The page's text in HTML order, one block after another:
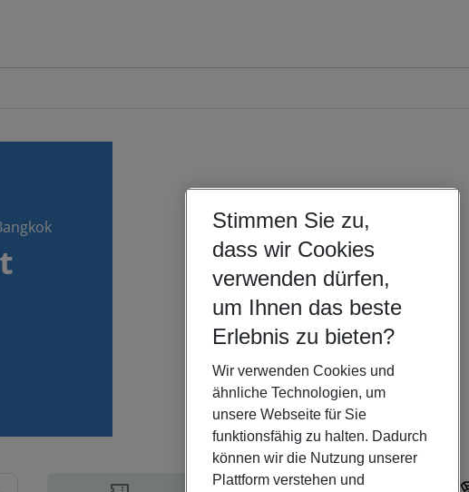
Stimmen Sie zu,
dass wir Cookies
verwenden dürfen,
um Ihnen das beste
Erlebnis zu bieten?
Wir verwenden Cookies und
ähnliche Technologien, um
unsere Webseite für Sie
funktionsfähig zu halten. Dadurch
können wir die Nutzung unserer
Plattform verstehen und